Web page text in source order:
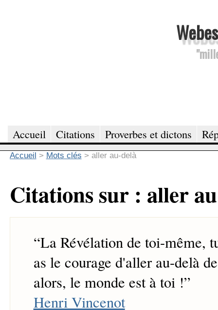
Accueil Citations Proverbes et dictons
Accueil > Mots clés > aller au-delà
Citations sur : aller
“La Révélation de toi-même,
as le courage d'aller au-delà
alors, le monde est à toi !”
Henri Vincenot